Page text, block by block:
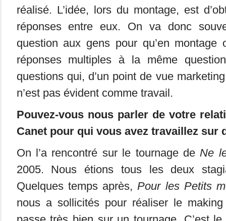
réalisé. L’idée, lors du montage, est
réponses entre eux. On va donc
question aux gens pour qu’en montage
réponses multiples à la même
questions qui, d’un point de vue
n’est pas évident comme travail.
Pouvez-vous nous parler de votre
Canet pour qui vous avez travaillez sur
On l’a rencontré sur le tournage deNe
2005. Nous étions tous les deux
Quelques temps après,Pour les Petits
nous a sollicités pour réaliser le